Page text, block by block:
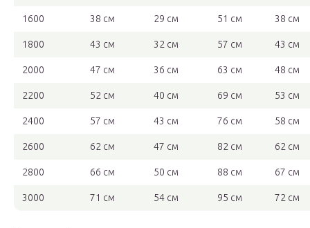
1600 38 см 29 см 51 см 38 см
1800 43 см 32 см 57 см 43 см
2000 47 см 36 см 63 см 48 см
2200 52 см 40 см 69 см 53 см
2400 57 см 43 см 76 см 58 см
2600 62 см 47 см 82 см 62 см
2800 66 см 50 см 88 см 67 см
3000 71 см 54 см 95 см 72 см